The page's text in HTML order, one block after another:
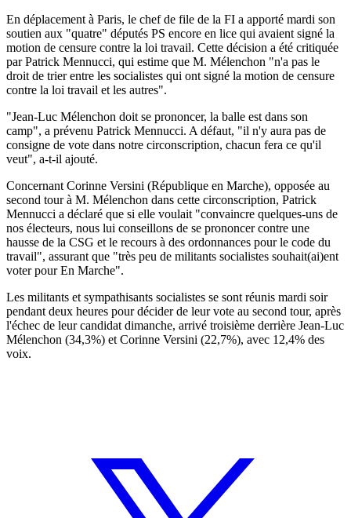
En déplacement à Paris, le chef de file de la FI a apporté mardi son
soutien aux "quatre" députés PS encore en lice qui avaient signé la
motion de censure contre la loi travail. Cette décision a été critiquée
par Patrick Mennucci, qui estime que M. Mélenchon "n'a pas le
droit de trier entre les socialistes qui ont signé la motion de censure
contre la loi travail et les autres".
"Jean-Luc Mélenchon doit se prononcer, la balle est dans son
camp", a prévenu Patrick Mennucci. A défaut, "il n'y aura pas de
consigne de vote dans notre circonscription, chacun fera ce qu'il
veut", a-t-il ajouté.
Concernant Corinne Versini (République en Marche), opposée au
second tour à M. Mélenchon dans cette circonscription, Patrick
Mennucci a déclaré que si elle voulait "convaincre quelques-uns de
nos électeurs, nous lui conseillons de se prononcer contre une
hausse de la CSG et le recours à des ordonnances pour le code du
travail", assurant que "très peu de militants socialistes souhait(ai)ent
voter pour En Marche".
Les militants et sympathisants socialistes se sont réunis mardi soir
pendant deux heures pour décider de leur vote au second tour, après
l'échec de leur candidat dimanche, arrivé troisième derrière Jean-Luc
Mélenchon (34,3%) et Corinne Versini (22,7%), avec 12,4% des
voix.